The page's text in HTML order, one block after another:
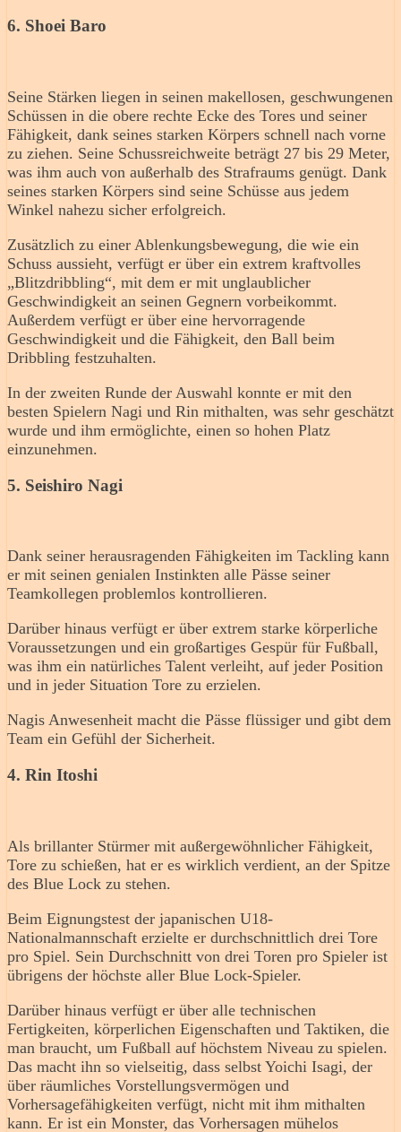
6. Shoei Baro
Seine Stärken liegen in seinen makellosen, geschwungenen
Schüssen in die obere rechte Ecke des Tores und seiner
Fähigkeit, dank seines starken Körpers schnell nach vorne
zu ziehen. Seine Schussreichweite beträgt 27 bis 29 Meter,
was ihm auch von außerhalb des Strafraums genügt. Dank
seines starken Körpers sind seine Schüsse aus jedem
Winkel nahezu sicher erfolgreich.
Zusätzlich zu einer Ablenkungsbewegung, die wie ein
Schuss aussieht, verfügt er über ein extrem kraftvolles
„Blitzdribbling“, mit dem er mit unglaublicher
Geschwindigkeit an seinen Gegnern vorbeikommt.
Außerdem verfügt er über eine hervorragende
Geschwindigkeit und die Fähigkeit, den Ball beim
Dribbling festzuhalten.
In der zweiten Runde der Auswahl konnte er mit den
besten Spielern Nagi und Rin mithalten, was sehr geschätzt
wurde und ihm ermöglichte, einen so hohen Platz
einzunehmen.
5. Seishiro Nagi
Dank seiner herausragenden Fähigkeiten im Tackling kann
er mit seinen genialen Instinkten alle Pässe seiner
Teamkollegen problemlos kontrollieren.
Darüber hinaus verfügt er über extrem starke körperliche
Voraussetzungen und ein großartiges Gespür für Fußball,
was ihm ein natürliches Talent verleiht, auf jeder Position
und in jeder Situation Tore zu erzielen.
Nagis Anwesenheit macht die Pässe flüssiger und gibt dem
Team ein Gefühl der Sicherheit.
4. Rin Itoshi
Als brillanter Stürmer mit außergewöhnlicher Fähigkeit,
Tore zu schießen, hat er es wirklich verdient, an der Spitze
des Blue Lock zu stehen.
Beim Eignungstest der japanischen U18-
Nationalmannschaft erzielte er durchschnittlich drei Tore
pro Spiel. Sein Durchschnitt von drei Toren pro Spieler ist
übrigens der höchste aller Blue Lock-Spieler.
Darüber hinaus verfügt er über alle technischen
Fertigkeiten, körperlichen Eigenschaften und Taktiken, die
man braucht, um Fußball auf höchstem Niveau zu spielen.
Das macht ihn so vielseitig, dass selbst Yoichi Isagi, der
über räumliches Vorstellungsvermögen und
Vorhersagefähigkeiten verfügt, nicht mit ihm mithalten
kann. Er ist ein Monster, das Vorhersagen mühelos